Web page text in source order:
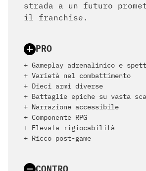
strada a un futuro
il franchise.
PRO
+ Gameplay adrenalinico e
+ Varietà nel combattimento
+ Dieci armi diverse
+ Battaglie epiche su vasta
+ Narrazione accessibile
+ Componente RPG
+ Elevata rigiocabilità
+ Ricco post-game